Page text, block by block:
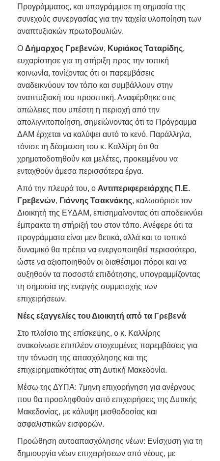
Προγράμματος, και υπογράμμισε τη σημασία της
συνεχούς συνεργασίας για την ταχεία υλοποίηση των
αναπτυξιακών πρωτοβουλιών.
Ο Δήμαρχος Γρεβενών, Κυριάκος Ταταρίδης,
ευχαρίστησε για τη στήριξη προς την τοπική
κοινωνία, τονίζοντας ότι οι παρεμβάσεις
αναδεικνύουν τον τόπο και συμβάλλουν στην
αναπτυξιακή του προοπτική. Αναφέρθηκε στις
απώλειες που υπέστη η περιοχή από την
απολιγνιτοποίηση, σημειώνοντας ότι το Πρόγραμμα
ΔΑΜ έρχεται να καλύψει αυτό το κενό. Παράλληλα,
τόνισε τη δέσμευση του κ. Καλλίρη ότι θα
χρηματοδοτηθούν και μελέτες, προκειμένου να
ενταχθούν άμεσα περισσότερα έργα.
Από την πλευρά του, ο Αντιπεριφερειάρχης Π.Ε.
Γρεβενών, Γιάννης Τσακνάκης, καλωσόρισε τον
Διοικητή της ΕΥΔΑΜ, επισημαίνοντας ότι αποδεικνύει
έμπρακτα τη στήριξή του στον τόπο. Ανέφερε ότι τα
προγράμματα είναι μεν θετικά, αλλά και το τοπικό
δυναμικό θα πρέπει να ενεργοποιηθεί περισσότερο,
ώστε να αξιοποιηθούν οι διαθέσιμοι πόροι και να
αυξηθούν τα ποσοστά επιδότησης, υπογραμμίζοντας
τη σημασία της ενεργής συμμετοχής των
επιχειρήσεων.
Νέες εξαγγελίες του Διοικητή από τα Γρεβενά
Στο πλαίσιο της επίσκεψης, ο κ. Καλλίρης
ανακοίνωσε επιπλέον στοχευμένες παρεμβάσεις για
την τόνωση της απασχόλησης και της
επιχειρηματικότητας στη Δυτική Μακεδονία.
Μέσω της ΔΥΠΑ: 7μηνη επιχορήγηση για ανέργους
που θα προσληφθούν από επιχειρήσεις της Δυτικής
Μακεδονίας, με κάλυψη μισθοδοσίας και
ασφαλιστικών εισφορών.
Προώθηση αυτοαπασχόλησης νέων: Ενίσχυση για τη
δημιουργία νέων επιχειρήσεων από νέους, με